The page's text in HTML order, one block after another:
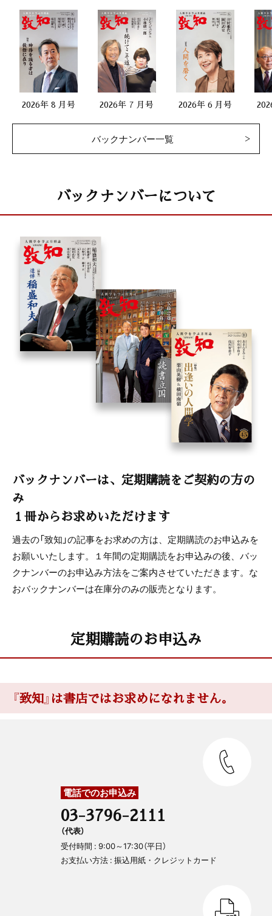
2026年 8 月号 2026年 7 月号 2026年 6 月号
バックナンバー一覧
バックナンバーについて
バックナンバーは、定期購読をご契約の方の
み
１冊からお求めいただけます
過去の「致知」の記事をお求めの方は、定期購読のお申込みを
お願いいたします。１年間の定期購読をお申込みの後、バッ
クナンバーのお申込み方法をご案内させていただきます。な
おバックナンバーは在庫分のみの販売となります。
定期購読のお申込み
『致知』は書店ではお求めになれません。
電話でのお申込み
03-3796-2111
（代表）
受付時間 : 9:00～17:30（平日）
お支払い方法 : 振込用紙・クレジットカード